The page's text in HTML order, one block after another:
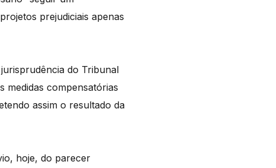
prejudiciais apenas
do Tribunal
medidas compensatórias
assim o resultado da
hoje, do parecer